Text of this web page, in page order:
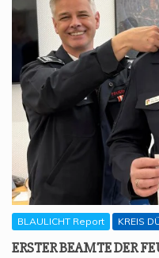
BLAULICHT Report KREIS
ERS­TER BEAM­TE DER